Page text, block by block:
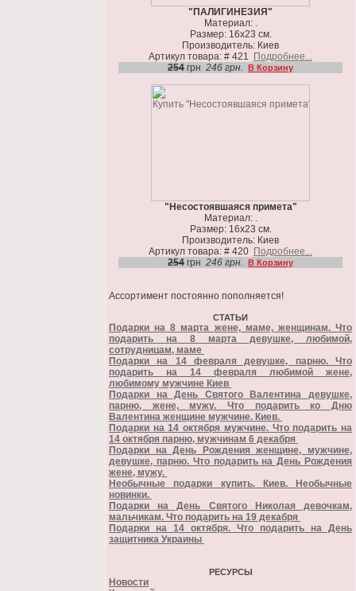
"ПАЛИГИНЕЗИЯ"
Материал: .
Размер: 16х23 см.
Производитель: Киев
Артикул товара: # 421
Подробнее...
254 грн 246 грн. В Корзину
"Несостоявшаяся примета"
Материал: .
Размер: 16х23 см.
Производитель: Киев
Артикул товара: # 420 Подробнее...
254 грн 246 грн. В Корзину
Ассортимент постоянно пополняется!
СТАТЬИ
Подарки на 8 марта жене, маме, женщинам. Что
подарить на 8 марта девушке, любимой,
сотрудницам, маме
Подарки на 14 февраля девушке, парню. Что
подарить на 14 февраля любимой жене,
любимому мужчине Киев
Подарки на День Святого Валентина девушке,
парню, жене, мужу. Что подарить ко Дню
Валентина женщине мужчине. Киев.
Подарки на 14 октября мужчине. Что подарить на
14 октября парню, мужчинам 6 декабря
Подарки на День Рождения женщине, мужчине,
девушке, парню. Что подарить на День Рождения
жене, мужу.
Необычные подарки купить. Киев. Необычные
новинки.
Подарки на День Святого Николая девочкам,
мальчикам. Что подарить на 19 декабря
Подарки на 14 октября. Что подарить на День
защитника Украины
РЕСУРСЫ
Новости